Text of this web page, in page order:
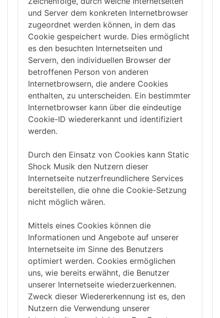
und Server dem konkreten Internetbrowser
zugeordnet werden können, in dem das
Cookie gespeichert wurde. Dies ermöglicht
es den besuchten Internetseiten und
Servern, den individuellen Browser der
betroffenen Person von anderen
Internetbrowsern, die andere Cookies
enthalten, zu unterscheiden. Ein bestimmter
Internetbrowser kann über die eindeutige
Cookie-ID wiedererkannt und identifiziert
werden.
Durch den Einsatz von Cookies kann Static
Shock Musik den Nutzern dieser
Internetseite nutzerfreundlichere Services
bereitstellen, die ohne die Cookie-Setzung
nicht möglich wären.
Mittels eines Cookies können die
Informationen und Angebote auf unserer
Internetseite im Sinne des Benutzers
optimiert werden. Cookies ermöglichen
uns, wie bereits erwähnt, die Benutzer
unserer Internetseite wiederzuerkennen.
Zweck dieser Wiedererkennung ist es, den
Nutzern die Verwendung unserer